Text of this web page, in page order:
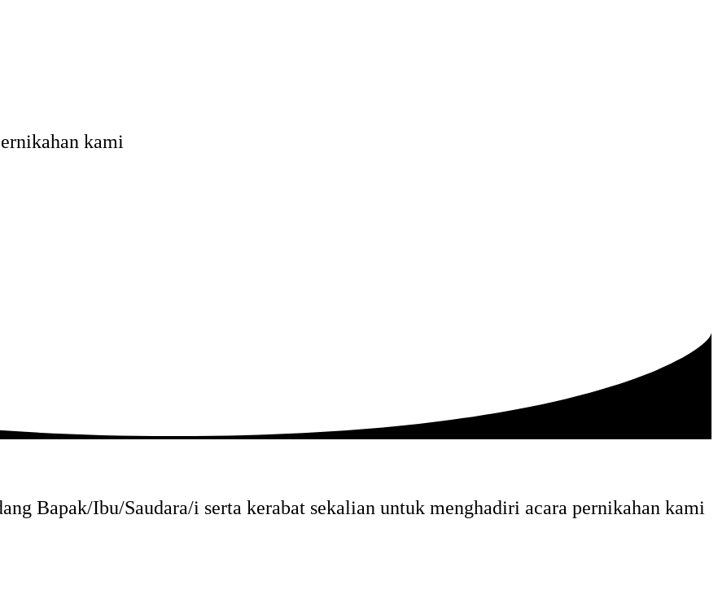
kami
Bapak/Ibu/Saudara/i serta kerabat sekalian untuk menghadiri acara pernikahan kami